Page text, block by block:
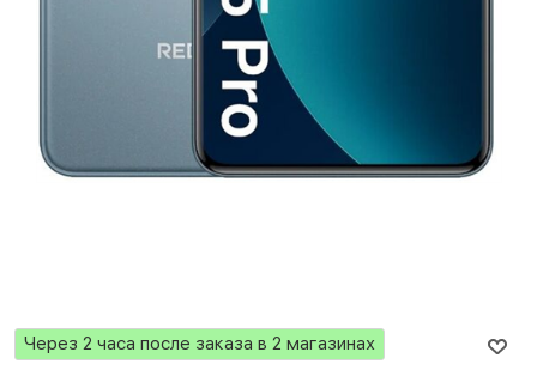
Через 2 часа после заказа в 2 магазинах